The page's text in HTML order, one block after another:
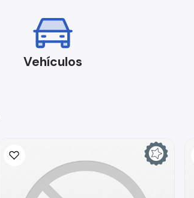
Vehículos